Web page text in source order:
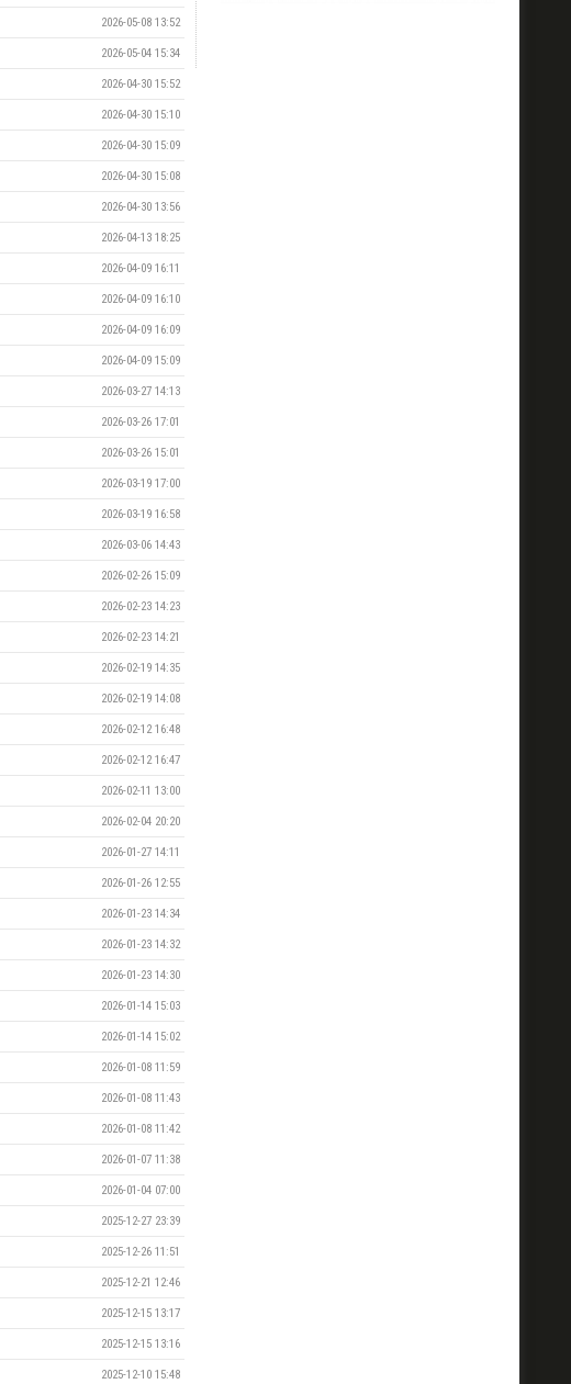
2026-05-08 13:52
2026-05-04 15:34
2026-04-30 15:52
2026-04-30 15:10
2026-04-30 15:09
2026-04-30 15:08
2026-04-30 13:56
2026-04-13 18:25
2026-04-09 16:11
2026-04-09 16:10
2026-04-09 16:09
2026-04-09 15:09
2026-03-27 14:13
2026-03-26 17:01
2026-03-26 15:01
2026-03-19 17:00
2026-03-19 16:58
2026-03-06 14:43
2026-02-26 15:09
2026-02-23 14:23
2026-02-23 14:21
2026-02-19 14:35
2026-02-19 14:08
2026-02-12 16:48
2026-02-12 16:47
2026-02-11 13:00
2026-02-04 20:20
2026-01-27 14:11
2026-01-26 12:55
2026-01-23 14:34
2026-01-23 14:32
2026-01-23 14:30
2026-01-14 15:03
2026-01-14 15:02
2026-01-08 11:59
2026-01-08 11:43
2026-01-08 11:42
2026-01-07 11:38
2026-01-04 07:00
2025-12-27 23:39
2025-12-26 11:51
2025-12-21 12:46
2025-12-15 13:17
2025-12-15 13:16
2025-12-10 15:48